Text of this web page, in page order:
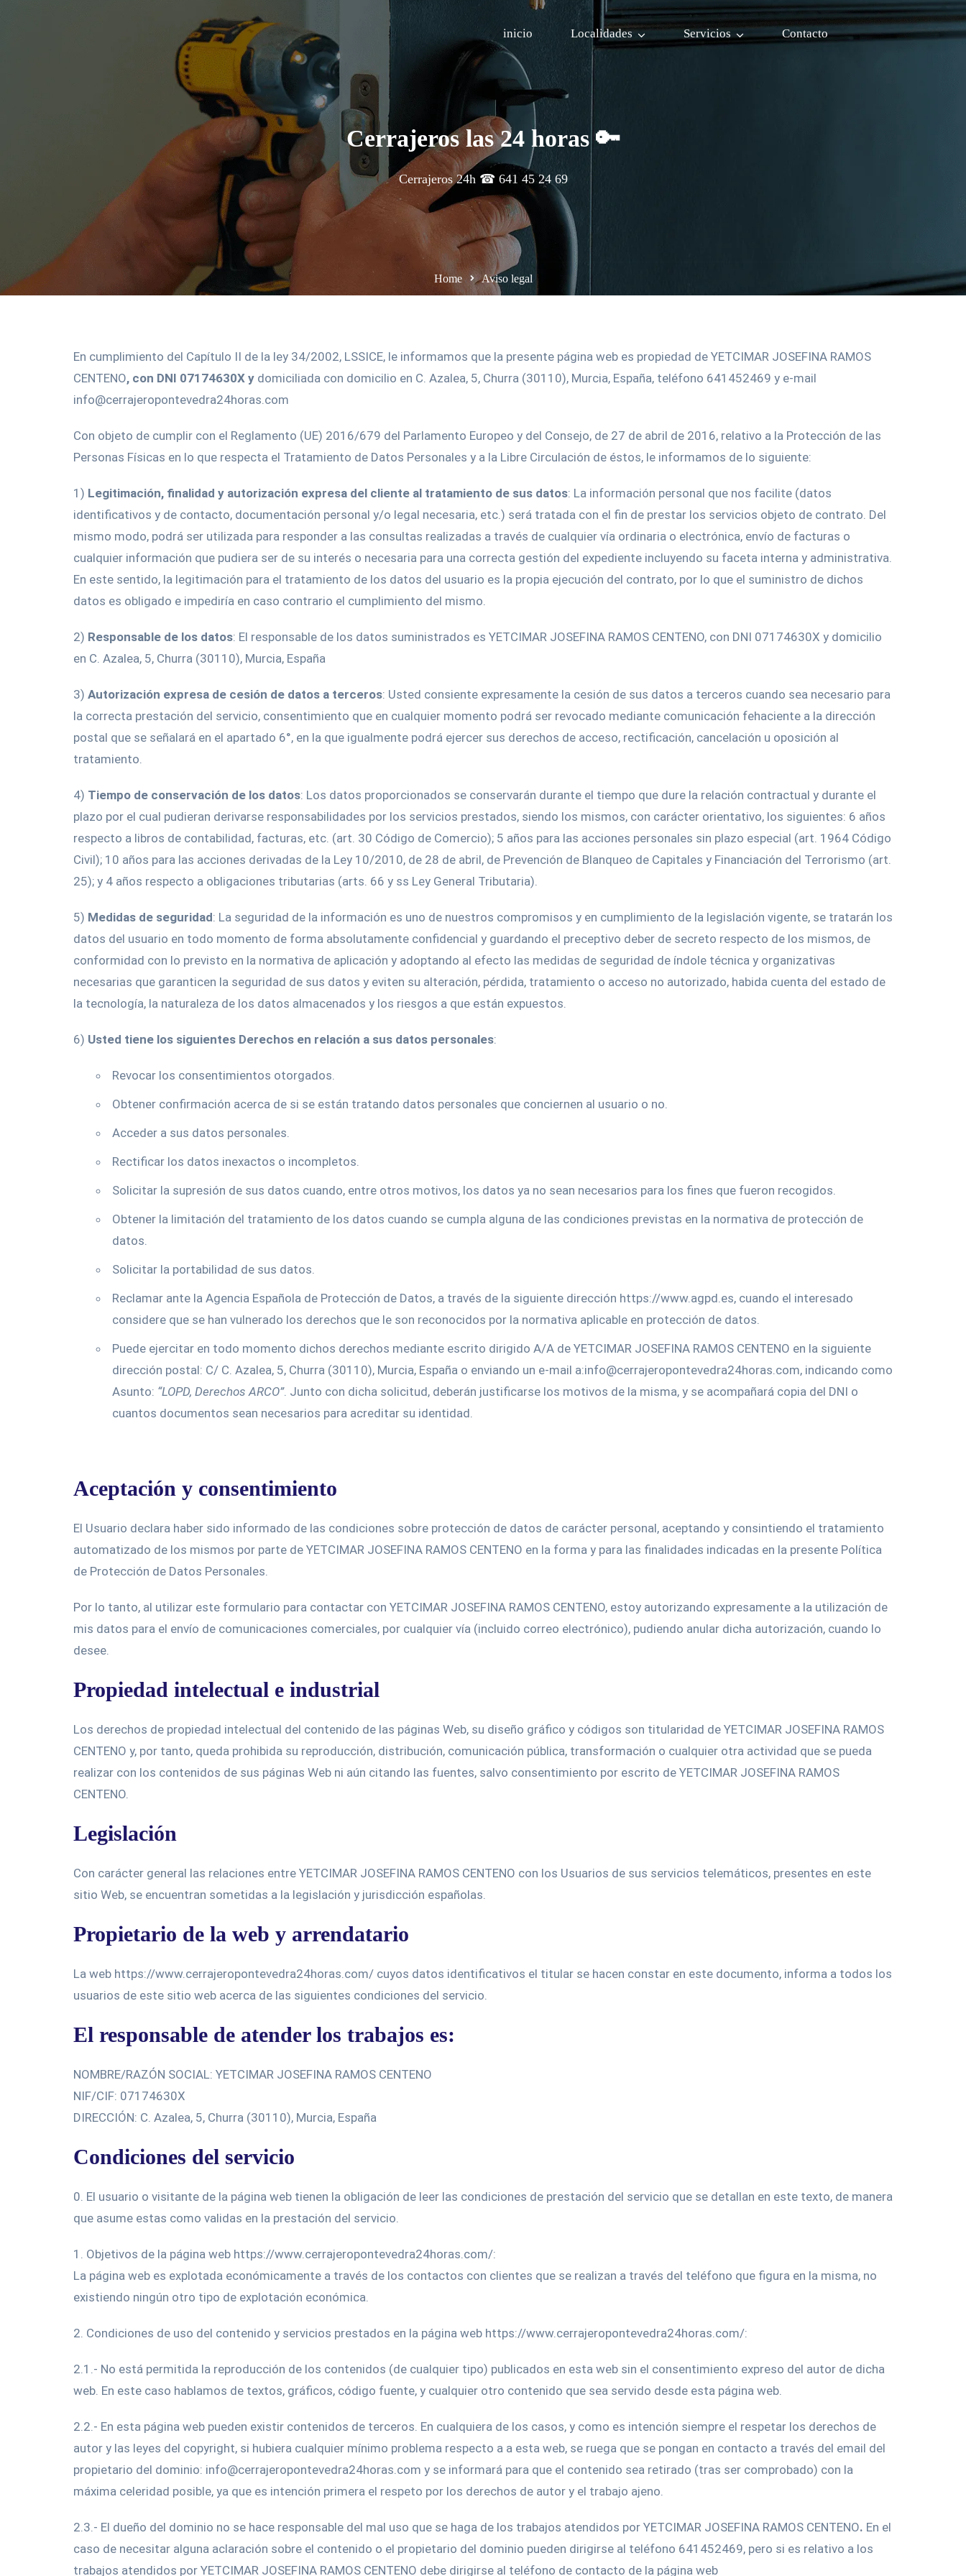
inicio Localidades Servicios Contacto
Cerrajeros las 24 horas 🔑
Cerrajeros 24h ☎ 641 45 24 69
Home Aviso legal
En cumplimiento del Capítulo II de la ley 34/2002, LSSICE, le informamos que la presente página web es propiedad de YETCIMAR JOSEFINA RAMOS
CENTENO, con DNI 07174630X y domiciliada con domicilio en C. Azalea, 5, Churra (30110), Murcia, España, teléfono 641452469 y e-mail
info@cerrajeropontevedra24horas.com
Con objeto de cumplir con el Reglamento (UE) 2016/679 del Parlamento Europeo y del Consejo, de 27 de abril de 2016, relativo a la Protección de las
Personas Físicas en lo que respecta el Tratamiento de Datos Personales y a la Libre Circulación de éstos, le informamos de lo siguiente:
1) Legitimación, finalidad y autorización expresa del cliente al tratamiento de sus datos: La información personal que nos facilite (datos
identificativos y de contacto, documentación personal y/o legal necesaria, etc.) será tratada con el fin de prestar los servicios objeto de contrato. Del
mismo modo, podrá ser utilizada para responder a las consultas realizadas a través de cualquier vía ordinaria o electrónica, envío de facturas o
cualquier información que pudiera ser de su interés o necesaria para una correcta gestión del expediente incluyendo su faceta interna y administrativa.
En este sentido, la legitimación para el tratamiento de los datos del usuario es la propia ejecución del contrato, por lo que el suministro de dichos
datos es obligado e impediría en caso contrario el cumplimiento del mismo.
2) Responsable de los datos: El responsable de los datos suministrados es YETCIMAR JOSEFINA RAMOS CENTENO, con DNI 07174630X y domicilio
en C. Azalea, 5, Churra (30110), Murcia, España
3) Autorización expresa de cesión de datos a terceros: Usted consiente expresamente la cesión de sus datos a terceros cuando sea necesario para
la correcta prestación del servicio, consentimiento que en cualquier momento podrá ser revocado mediante comunicación fehaciente a la dirección
postal que se señalará en el apartado 6°, en la que igualmente podrá ejercer sus derechos de acceso, rectificación, cancelación u oposición al
tratamiento.
4) Tiempo de conservación de los datos: Los datos proporcionados se conservarán durante el tiempo que dure la relación contractual y durante el
plazo por el cual pudieran derivarse responsabilidades por los servicios prestados, siendo los mismos, con carácter orientativo, los siguientes: 6 años
respecto a libros de contabilidad, facturas, etc. (art. 30 Código de Comercio); 5 años para las acciones personales sin plazo especial (art. 1964 Código
Civil); 10 años para las acciones derivadas de la Ley 10/2010, de 28 de abril, de Prevención de Blanqueo de Capitales y Financiación del Terrorismo (art.
25); y 4 años respecto a obligaciones tributarias (arts. 66 y ss Ley General Tributaria).
5) Medidas de seguridad: La seguridad de la información es uno de nuestros compromisos y en cumplimiento de la legislación vigente, se tratarán los
datos del usuario en todo momento de forma absolutamente confidencial y guardando el preceptivo deber de secreto respecto de los mismos, de
conformidad con lo previsto en la normativa de aplicación y adoptando al efecto las medidas de seguridad de índole técnica y organizativas
necesarias que garanticen la seguridad de sus datos y eviten su alteración, pérdida, tratamiento o acceso no autorizado, habida cuenta del estado de
la tecnología, la naturaleza de los datos almacenados y los riesgos a que están expuestos.
6) Usted tiene los siguientes Derechos en relación a sus datos personales:
Revocar los consentimientos otorgados.
Obtener confirmación acerca de si se están tratando datos personales que conciernen al usuario o no.
Acceder a sus datos personales.
Rectificar los datos inexactos o incompletos.
Solicitar la supresión de sus datos cuando, entre otros motivos, los datos ya no sean necesarios para los fines que fueron recogidos.
Obtener la limitación del tratamiento de los datos cuando se cumpla alguna de las condiciones previstas en la normativa de protección de
datos.
Solicitar la portabilidad de sus datos.
Reclamar ante la Agencia Española de Protección de Datos, a través de la siguiente dirección https://www.agpd.es, cuando el interesado
considere que se han vulnerado los derechos que le son reconocidos por la normativa aplicable en protección de datos.
Puede ejercitar en todo momento dichos derechos mediante escrito dirigido A/A de YETCIMAR JOSEFINA RAMOS CENTENO en la siguiente
dirección postal: C/ C. Azalea, 5, Churra (30110), Murcia, España o enviando un e-mail a:info@cerrajeropontevedra24horas.com, indicando como
Asunto: “LOPD, Derechos ARCO”. Junto con dicha solicitud, deberán justificarse los motivos de la misma, y se acompañará copia del DNI o
cuantos documentos sean necesarios para acreditar su identidad.
Aceptación y consentimiento
El Usuario declara haber sido informado de las condiciones sobre protección de datos de carácter personal, aceptando y consintiendo el tratamiento
automatizado de los mismos por parte de YETCIMAR JOSEFINA RAMOS CENTENO en la forma y para las finalidades indicadas en la presente Política
de Protección de Datos Personales.
Por lo tanto, al utilizar este formulario para contactar con YETCIMAR JOSEFINA RAMOS CENTENO, estoy autorizando expresamente a la utilización de
mis datos para el envío de comunicaciones comerciales, por cualquier vía (incluido correo electrónico), pudiendo anular dicha autorización, cuando lo
desee.
Propiedad intelectual e industrial
Los derechos de propiedad intelectual del contenido de las páginas Web, su diseño gráfico y códigos son titularidad de YETCIMAR JOSEFINA RAMOS
CENTENO y, por tanto, queda prohibida su reproducción, distribución, comunicación pública, transformación o cualquier otra actividad que se pueda
realizar con los contenidos de sus páginas Web ni aún citando las fuentes, salvo consentimiento por escrito de YETCIMAR JOSEFINA RAMOS
CENTENO.
Legislación
Con carácter general las relaciones entre YETCIMAR JOSEFINA RAMOS CENTENO con los Usuarios de sus servicios telemáticos, presentes en este
sitio Web, se encuentran sometidas a la legislación y jurisdicción españolas.
Propietario de la web y arrendatario
La web https://www.cerrajeropontevedra24horas.com/ cuyos datos identificativos el titular se hacen constar en este documento, informa a todos los
usuarios de este sitio web acerca de las siguientes condiciones del servicio.
El responsable de atender los trabajos es:
NOMBRE/RAZÓN SOCIAL: YETCIMAR JOSEFINA RAMOS CENTENO
NIF/CIF: 07174630X
DIRECCIÓN: C. Azalea, 5, Churra (30110), Murcia, España
Condiciones del servicio
0. El usuario o visitante de la página web tienen la obligación de leer las condiciones de prestación del servicio que se detallan en este texto, de manera
que asume estas como validas en la prestación del servicio.
1. Objetivos de la página web https://www.cerrajeropontevedra24horas.com/:
La página web es explotada económicamente a través de los contactos con clientes que se realizan a través del teléfono que figura en la misma, no
existiendo ningún otro tipo de explotación económica.
2. Condiciones de uso del contenido y servicios prestados en la página web https://www.cerrajeropontevedra24horas.com/:
2.1.- No está permitida la reproducción de los contenidos (de cualquier tipo) publicados en esta web sin el consentimiento expreso del autor de dicha
web. En este caso hablamos de textos, gráficos, código fuente, y cualquier otro contenido que sea servido desde esta página web.
2.2.- En esta página web pueden existir contenidos de terceros. En cualquiera de los casos, y como es intención siempre el respetar los derechos de
autor y las leyes del copyright, si hubiera cualquier mínimo problema respecto a a esta web, se ruega que se pongan en contacto a través del email del
propietario del dominio: info@cerrajeropontevedra24horas.com y se informará para que el contenido sea retirado (tras ser comprobado) con la
máxima celeridad posible, ya que es intención primera el respeto por los derechos de autor y el trabajo ajeno.
2.3.- El dueño del dominio no se hace responsable del mal uso que se haga de los trabajos atendidos por YETCIMAR JOSEFINA RAMOS CENTENO. En el
caso de necesitar alguna aclaración sobre el contenido o el propietario del dominio pueden dirigirse al teléfono 641452469, pero si es relativo a los
trabajos atendidos por YETCIMAR JOSEFINA RAMOS CENTENO debe dirigirse al teléfono de contacto de la página web